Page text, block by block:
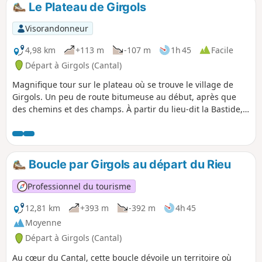
Le Plateau de Girgols
Visorandonneur
4,98 km
+113 m -107 m 1h 45
Facile
Départ à Girgols (Cantal)
Magnifique tour sur le plateau où se trouve le village de
Girgols. Un peu de route bitumeuse au début, après que
des chemins et des champs. À partir du lieu-dit la Bastide,
Boucle par Girgols au départ du Rieu
Professionnel du tourisme
12,81 km
+393 m -392 m
4h 45
Moyenne
Départ à Girgols (Cantal)
Au cœur du Cantal, cette boucle dévoile un territoire où